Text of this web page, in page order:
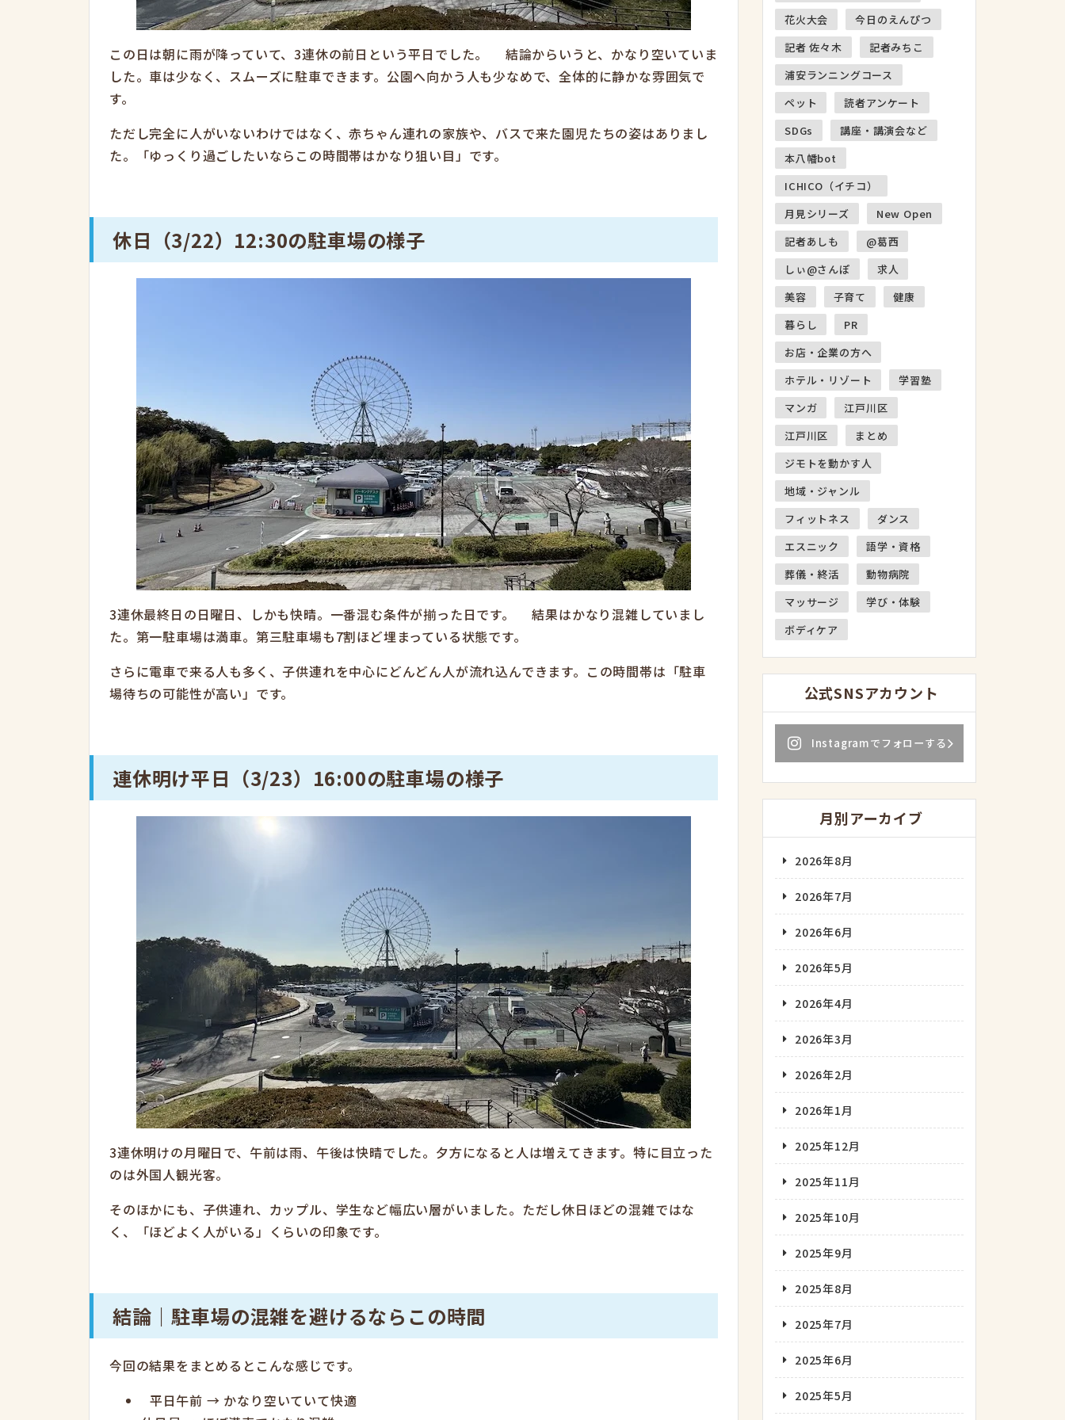
この日は朝に雨が降っていて、3連休の前日という平日でした。 結論からいうと、かなり空いていま
した。車は少なく、スムーズに駐車できます。公園へ向かう人も少なめで、全体的に静かな雰囲気で
す。
ただし完全に人がいないわけではなく、赤ちゃん連れの家族や、バスで来た園児たちの姿はありまし
た。「ゆっくり過ごしたいならこの時間帯はかなり狙い目」です。
休日（3/22）12:30の駐車場の様子
3連休最終日の日曜日、しかも快晴。一番混む条件が揃った日です。 結果はかなり混雑していまし
た。第一駐車場は満車。第三駐車場も7割ほど埋まっている状態です。
さらに電車で来る人も多く、子供連れを中心にどんどん人が流れ込んできます。この時間帯は「駐車
場待ちの可能性が高い」です。
連休明け平日（3/23）16:00の駐車場の様子
3連休明けの月曜日で、午前は雨、午後は快晴でした。夕方になると人は増えてきます。特に目立った
のは外国人観光客。
そのほかにも、子供連れ、カップル、学生など幅広い層がいました。ただし休日ほどの混雑ではな
く、「ほどよく人がいる」くらいの印象です。
結論｜駐車場の混雑を避けるならこの時間
今回の結果をまとめるとこんな感じです。
平日午前 → かなり空いていて快適
花火大会
今日のえんぴつ
記者 佐々木
記者みちこ
浦安ランニングコース
ペット
読者アンケート
SDGs
講座・講演会など
本八幡bot
ICHICO（イチコ）
月見シリーズ
New Open
記者あしも
@葛西
しぃ@さんぽ
求人
美容
子育て
健康
暮らし
PR
お店・企業の方へ
ホテル・リゾート
学習塾
マンガ
江戸川区
江戸川区
まとめ
ジモトを動かす人
地域・ジャンル
フィットネス
ダンス
エスニック
語学・資格
葬儀・終活
動物病院
マッサージ
学び・体験
ボディケア
公式SNSアカウント
Instagramでフォローする
月別アーカイブ
2026年8月
2026年7月
2026年6月
2026年5月
2026年4月
2026年3月
2026年2月
2026年1月
2025年12月
2025年11月
2025年10月
2025年9月
2025年8月
2025年7月
2025年6月
2025年5月